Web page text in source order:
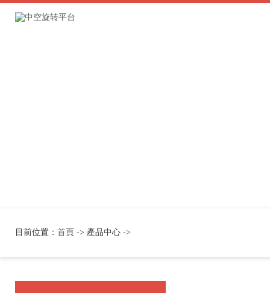
目前位置： 首頁 -> 產品中心 ->